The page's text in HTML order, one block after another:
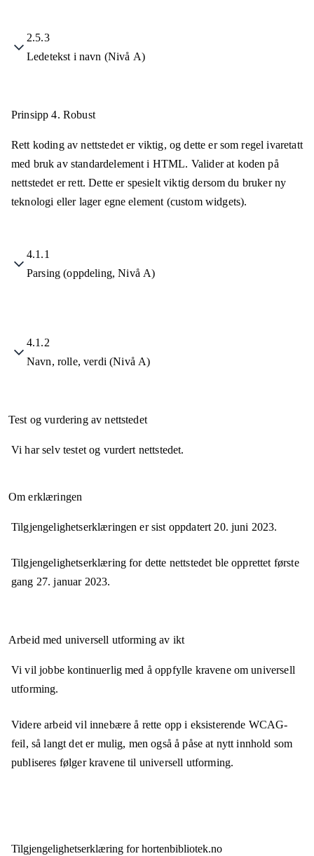
2.5.3
Ledetekst i navn (Nivå A)
Prinsipp 4. Robust
Rett koding av nettstedet er viktig, og dette er som regel ivaretatt
med bruk av standardelement i HTML. Valider at koden på
nettstedet er rett. Dette er spesielt viktig dersom du bruker ny
teknologi eller lager egne element (custom widgets).
4.1.1
Parsing (oppdeling, Nivå A)
4.1.2
Navn, rolle, verdi (Nivå A)
Test og vurdering av nettstedet
Vi har selv testet og vurdert nettstedet.
Om erklæringen
Tilgjengelighetserklæringen er sist oppdatert20. juni 2023.
Tilgjengelighetserklæring for dette nettstedet ble opprettet første
gang 27. januar 2023.
Arbeid med universell utforming av ikt
Vi vil jobbe kontinuerlig med å oppfylle kravene om universell
utforming.
Videre arbeid vil innebære å rette opp i eksisterende WCAG-
feil, så langt det er mulig, men også å påse at nytt innhold som
publiseres følger kravene til universell utforming.
Tilgjengelighets­erklæring forhortenbibliotek.no